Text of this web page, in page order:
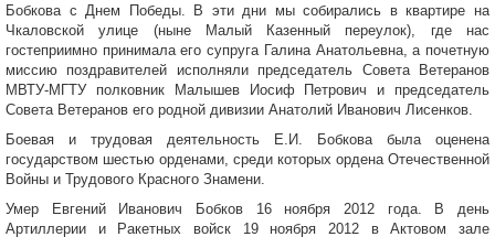
Бобкова с Днем Победы. В эти дни мы собирались в квартире на
Чкаловской улице (ныне Малый Казенный переулок), где нас
гостеприимно принимала его супруга Галина Анатольевна, а почетную
миссию поздравителей исполняли председатель Совета Ветеранов
МВТУ-МГТУ полковник Малышев Иосиф Петрович и председатель
Совета Ветеранов его родной дивизии Анатолий Иванович Лисенков.
Боевая и трудовая деятельность Е.И. Бобкова была оценена
государством шестью орденами, среди которых ордена Отечественной
Войны и Трудового Красного Знамени.
Умер Евгений Иванович Бобков 16 ноября 2012 года. В день
Артиллерии и Ракетных войск 19 ноября 2012 в Актовом зале